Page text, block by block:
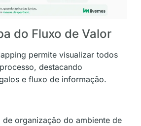
do Fluxo de Valor
permite visualizar todos
destacando
e fluxo de informação.
organização do ambiente de